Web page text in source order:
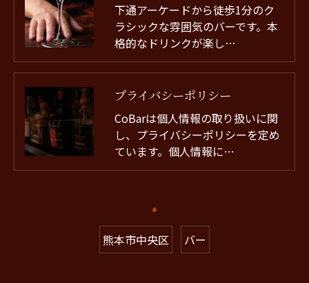
下通アーケードから徒歩1分のク
ラシックな雰囲気のバーです。本
格的なドリンクが楽し…
プライバシーポリシー
CoBarは個人情報の取り扱いに関
し、プライバシーポリシーを定め
ています。個人情報に…
熊本市中央区 バー